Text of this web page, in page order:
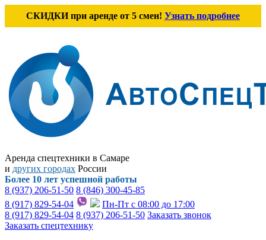
СКИДКИ при аренде от 5 смен! Узнать подробнее
Аренда спецтехники в Самаре
и других городах России
Более 10 лет успешной работы
8 (937) 206-51-50 8 (846) 300-45-85
8 (917) 829-54-04
Пн-Пт с 08:00 до 17:00
8 (917) 829-54-04 8 (937) 206-51-50 Заказать звонок
Заказать спецтехнику